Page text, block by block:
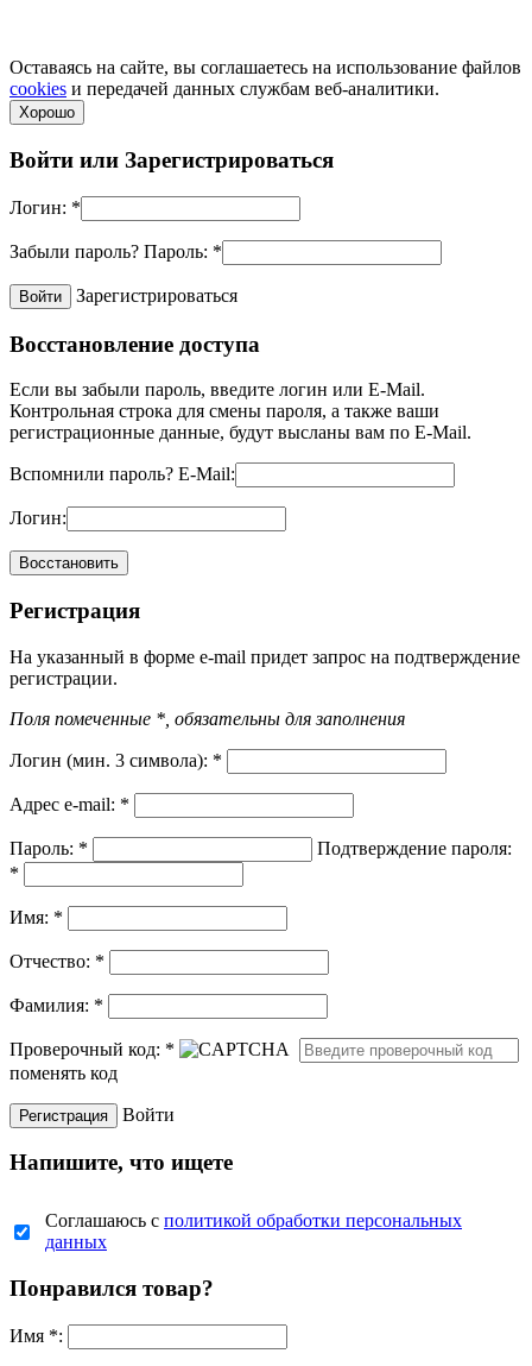
Оставаясь на сайте, вы соглашаетесь на использование файлов
cookies и передачей данных службам веб-аналитики.
Хорошо
Войти или Зарегистрироваться
Логин: *
Забыли пароль? Пароль: *
Зарегистрироваться
Восстановление доступа
Если вы забыли пароль, введите логин или E-Mail.
Контрольная строка для смены пароля, а также ваши
регистрационные данные, будут высланы вам по E-Mail.
Вспомнили пароль? E-Mail:
Логин:
Регистрация
На указанный в форме e-mail придет запрос на подтверждение
регистрации.
Поля помеченные *, обязательны для заполнения
Логин (мин. 3 символа): *
Адрес e-mail: *
Пароль: *
Подтверждение пароля:
*
Имя: *
Отчество: *
Фамилия: *
Проверочный код: *
поменять код
Войти
Напишите, что ищете
Соглашаюсь с политикой обработки персональных
данных
Понравился товар?
Имя *: